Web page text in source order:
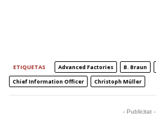
ETIQUETAS Advanced Factories B. Braun
Chief Information Officer
Christoph Müller
- Publicitat -